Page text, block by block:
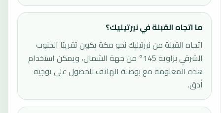
ما اتجاه القبلة في نيرتيليك؟
اتجاه القبلة من نيرتيليك نحو مكة يكون تقريبًا الجنوب
الشرقي بزاوية 145° من جهة الشمال، ويمكن استخدام
هذه المعلومة مع بوصلة الهاتف للحصول على توجيه
أدق.